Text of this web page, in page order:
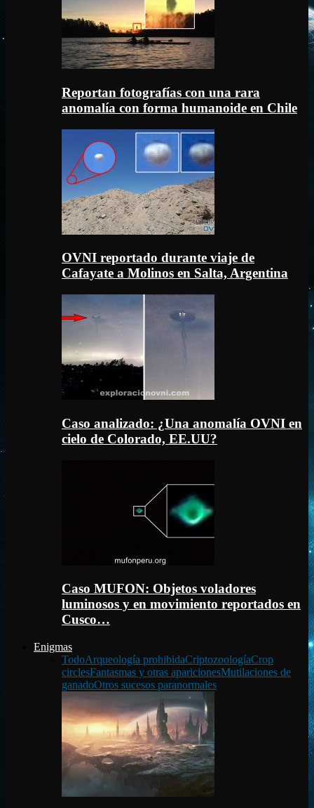
Reportan fotografías con una rara
anomalía con forma humanoide en Chile
OVNI reportado durante viaje de
Cafayate a Molinos en Salta, Argentina
Caso analizado: ¿Una anomalía OVNI en
cielo de Colorado, EE.UU?
Caso MUFON: Objetos voladores
luminosos y en movimiento reportados en
Cusco…
Enigmas
TodoArqueología prohibidaCriptozoologíaCrop
circlesFantasmas y otras aparicionesMutilaciones de
ganadoOtros sucesos paranormales